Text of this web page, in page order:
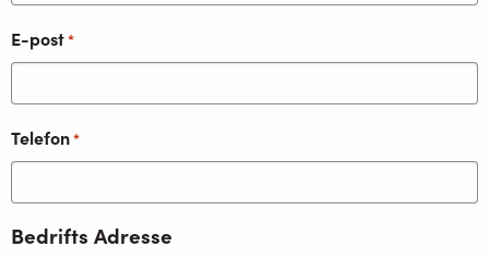
E-post*
Telefon*
Bedrifts Adresse